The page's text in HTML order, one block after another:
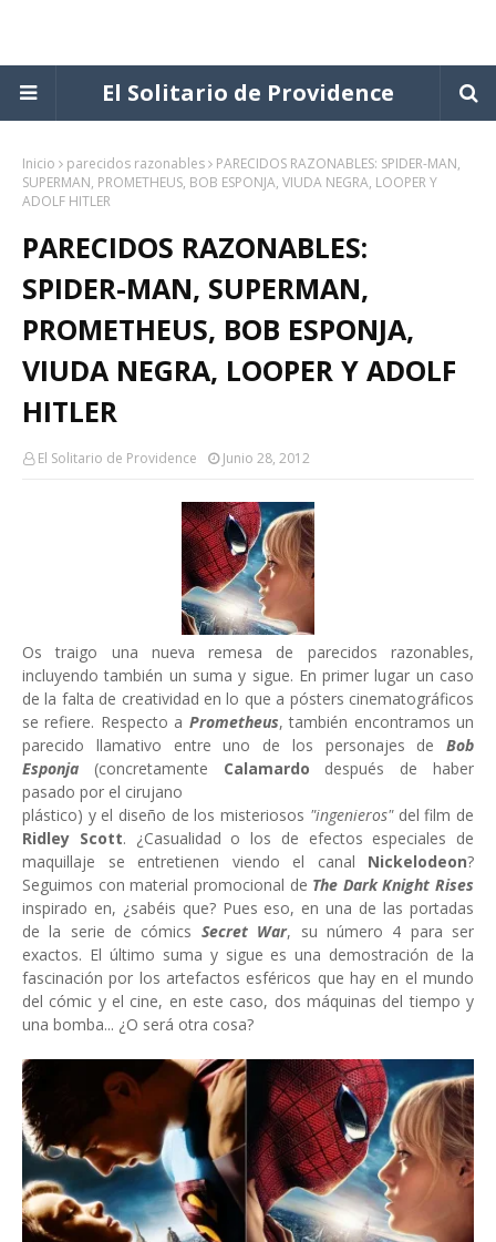
El Solitario de Providence
Inicio parecidos razonables
PARECIDOS RAZONABLES: SPIDER-MAN,
SUPERMAN, PROMETHEUS, BOB ESPONJA, VIUDA NEGRA, LOOPER Y
ADOLF HITLER
PARECIDOS RAZONABLES:
SPIDER-MAN, SUPERMAN,
PROMETHEUS, BOB ESPONJA,
VIUDA NEGRA, LOOPER Y ADOLF
HITLER
El Solitario de Providence Junio 28, 2012
Os traigo una nueva remesa de parecidos razonables,
incluyendo también un suma y sigue. En primer lugar un caso
de la falta de creatividad en lo que a pósters cinematográficos
se refiere. Respecto a Prometheus, también encontramos un
parecido llamativo entre uno de los personajes de Bob
Esponja (concretamente Calamardo después de haber
pasado por el cirujano
plástico) y el diseño de los misteriosos "ingenieros" del film de
Ridley Scott. ¿Casualidad o los de efectos especiales de
maquillaje se entretienen viendo el canal Nickelodeon?
Seguimos con material promocional de The Dark Knight Rises
inspirado en, ¿sabéis que? Pues eso, en una de las portadas
de la serie de cómics Secret War, su número 4 para ser
exactos. El último suma y sigue es una demostración de la
fascinación por los artefactos esféricos que hay en el mundo
del cómic y el cine, en este caso, dos máquinas del tiempo y
una bomba... ¿O será otra cosa?